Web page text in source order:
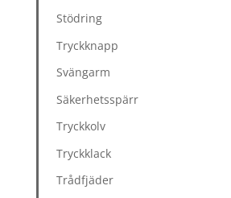
Stödring
Tryckknapp
Svängarm
Säkerhetsspärr
Tryckkolv
Tryckklack
Trådfjäder